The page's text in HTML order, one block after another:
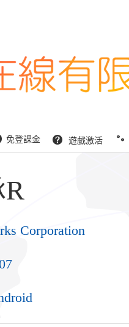
免登課金 遊戲激活
Corporation